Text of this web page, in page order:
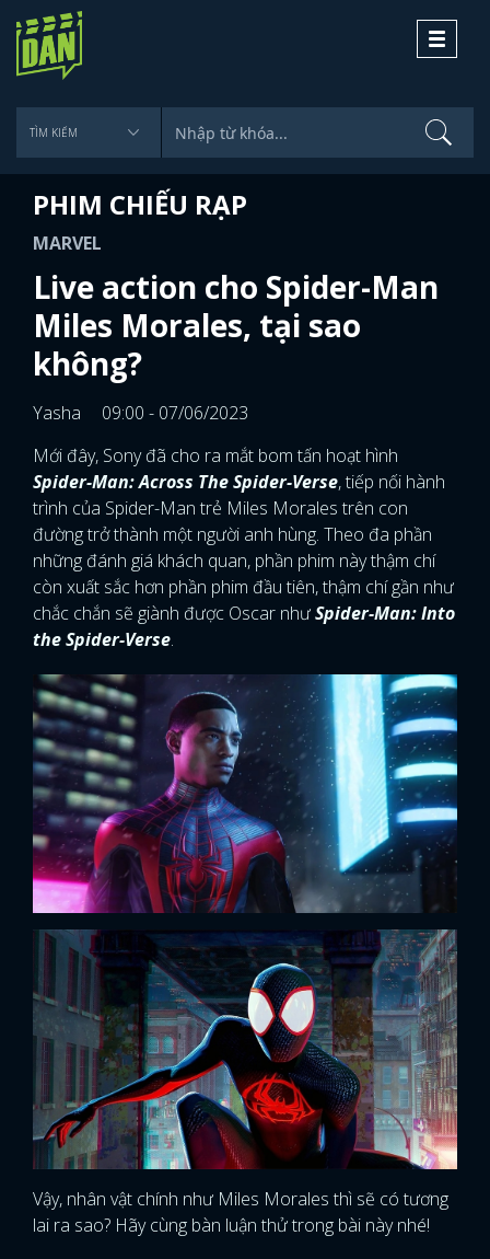
Toggle
PHIM CHIẾU RẠP
MARVEL
Live action cho Spider-Man
Miles Morales, tại sao
không?
Yasha
09:00 - 07/06/2023
Mới đây, Sony đã cho ra mắt bom tấn hoạt hình
Spider-Man: Across The Spider-Verse, tiếp nối hành
trình của Spider-Man trẻ Miles Morales trên con
đường trở thành một người anh hùng. Theo đa phần
những đánh giá khách quan, phần phim này thậm chí
còn xuất sắc hơn phần phim đầu tiên, thậm chí gần như
chắc chắn sẽ giành được Oscar nhưSpider-Man: Into
the Spider-Verse.
Vậy, nhân vật chính như Miles Morales thì sẽ có tương
lai ra sao? Hãy cùng bàn luận thử trong bài này nhé!